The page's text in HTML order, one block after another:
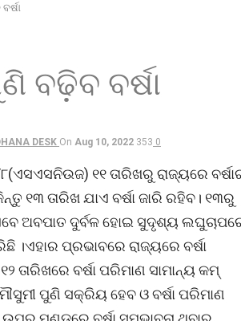
ବଢ଼ିବ ବର୍ଷା
DESK On Aug 10, 2022 353 0
୧୧ ତାରିଖରୁ ରାଜ୍ୟରେ
୧୩ ତାରିଖ ଯାଏ ବର୍ଷା ଜାରି ରହିବ। ୧୩ରୁ
ଅବପାତ ଦୁର୍ବଳ ହୋଇ ସୁଦୃଶ୍ୟ
।ଏହାର ପ୍ରଭାବରେ ରାଜ୍ୟରେ ବର୍ଷା
ତାରିଖରେ ବର୍ଷା ପରିମାଣ ସାମାନ୍ୟ କମ୍
ପୁଣି ସକ୍ରିୟ ହେବ ଓ ବର୍ଷା ପରିମାଣ